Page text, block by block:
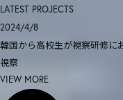
LATEST PROJECTS
2024/4/8
韓国から高校生が視察研修に
視察
VIEW MORE